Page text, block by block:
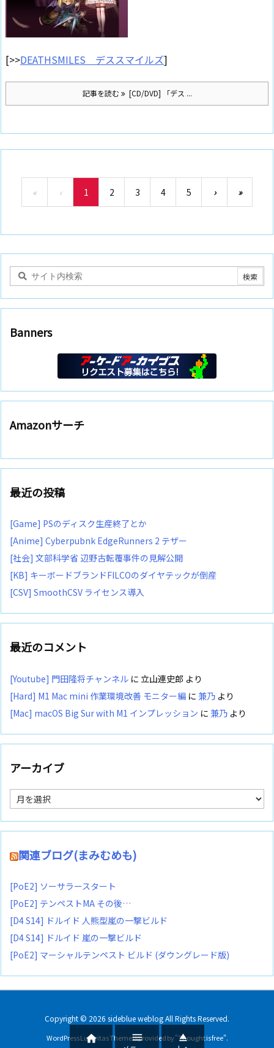
[>>DEATHSMILES デススマイルズ]
記事を読む [CD/DVD] 「デス ...
« ‹ 1 2 3 4 5 › »
Banners
Amazonサーチ
最近の投稿
[Game] PSのディスク生産終了とか
[Anime] Cyberpubnk EdgeRunners 2 テザー
[社会] 文部科学省 辺野古転覆事件の見解公開
[KB] キーボードブランドFILCOのダイヤテックが倒産
[CSV] SmoothCSV ライセンス導入
最近のコメント
[Youtube] 門田隆将チャンネル に 立山連史郎 より
[Hard] M1 Mac mini 作業環境改善 モニター編 に 兼乃 より
[Mac] macOS Big Sur with M1 インプレッション に 兼乃 より
アーカイブ
ア
ー
カ
イ
関連ブログ(まみむめも)
[PoE2] ソーサラースタート
[PoE2] テンペストMA その後…
[D4 S14] ドルイド 人熊型嵐の一撃ビルド
[D4 S14] ドルイド 嵐の一撃ビルド
[PoE2] マーシャルテンペスト ビルド (ダウングレード版)
Copyright © 2026 sideblue weblogAll Rights Reserved.
WordPress Luxeritas Theme is provided by "Thought is free".
  